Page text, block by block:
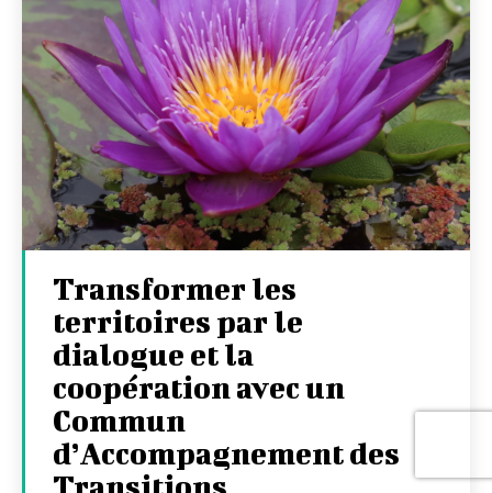
Transformer les
territoires par le
dialogue et la
coopération avec un
Commun
d’Accompagnement des
Transitions